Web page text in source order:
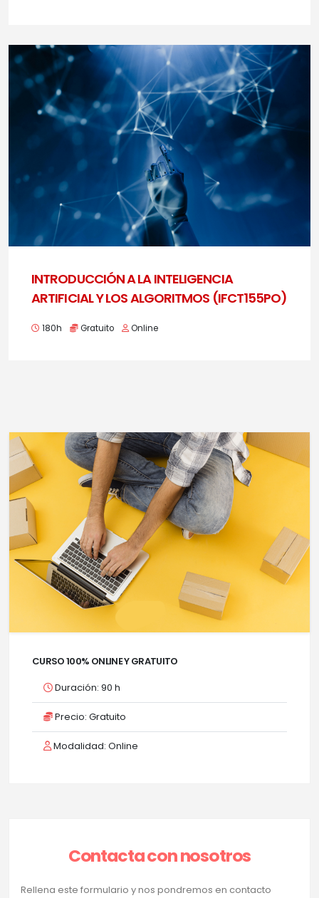
INTRODUCCIÓN A LA INTELIGENCIA
ARTIFICIAL Y LOS ALGORITMOS (IFCT155PO)
180h Gratuito Online
CURSO 100% ONLINE Y GRATUITO
Duración: 90 h
Precio: Gratuito
Modalidad: Online
Contacta con nosotros
Rellena este formulario y nos pondremos en contacto